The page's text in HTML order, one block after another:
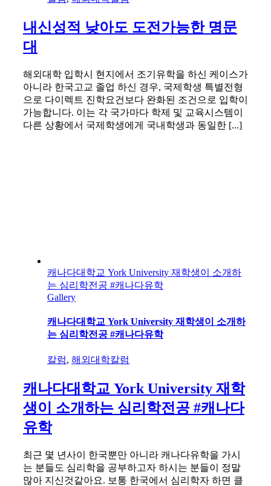
내신성적 낮아도 도전가능한 명문
대
해외대학 입학시 현지에서 조기유학을 하신 케이스가
아니라 한국고교 졸업 하신 경우, 국제학생 특별전형
으로 다이렉트 진학요건보다 완화된 조건으로 입학이
가능합니다. 이는 각 국가마다 학제 및 교육시스템이
다른 상황에서 국제학생에게 국내학생과 동일한 [...]
캐나다대학교 York University 재학생이 소개하
는 심리학전공 #캐나다유학
Gallery
캐나다대학교 York University 재학생이 소개하
는 심리학전공 #캐나다유학
칼럼, 해외대학칼럼
캐나다대학교 York University 재학
생이 소개하는 심리학전공 #캐나다
유학
최근 몇 년사이 한국뿐만 아니라 캐나다유학을 가시
는 분들도 심리학을 공부하고자 하시는 분들이 정말
많아 지신것같아요. 보통 한국에서 심리학자 하면 클